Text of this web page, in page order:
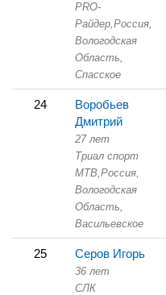
PRO-
Райдер,Россия,
Вологодская
Область,
Спасское
24
Воробьев
Дмитрий
27 лет
Триал спорт
МТВ,Россия,
Вологодская
Область,
Васильевское
25 Серов Игорь
36 лет
СЛК